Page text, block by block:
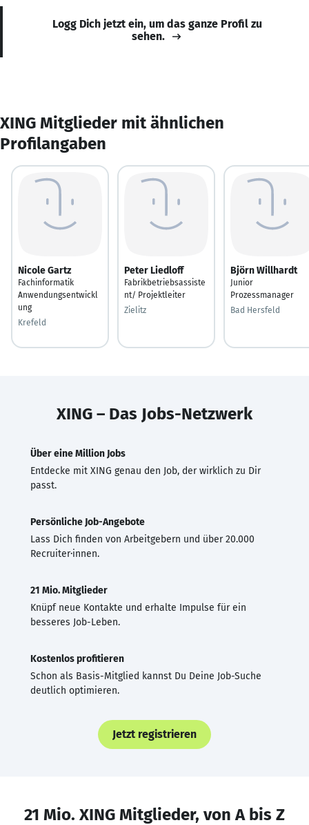
Logg Dich jetzt ein, um das ganze Profil zu
sehen.
XING Mitglieder mit ähnlichen
Profilangaben
Nicole Gartz
Fachinformatik
Anwendungsentwickl
ung
Krefeld
Peter Liedloff
Fabrikbetriebsassiste
nt/ Projektleiter
Zielitz
Björn Willhardt
Junior
Prozessmanager
Bad Hersfeld
XING – Das Jobs-Netzwerk
Über eine Million Jobs
Entdecke mit XING genau den Job, der wirklich zu Dir
passt.
Persönliche Job-Angebote
Lass Dich finden von Arbeitgebern und über 20.000
Recruiter·innen.
21 Mio. Mitglieder
Knüpf neue Kontakte und erhalte Impulse für ein
besseres Job-Leben.
Kostenlos profitieren
Schon als Basis-Mitglied kannst Du Deine Job-Suche
deutlich optimieren.
Jetzt registrieren
21 Mio. XING Mitglieder, von A bis Z